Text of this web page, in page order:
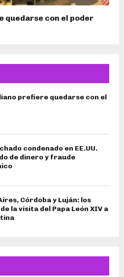
quedarse con el poder
prefiere quedarse con el
condenado en EE.UU.
de dinero y fraude
Córdoba y Luján: los
la visita del Papa León XIV a